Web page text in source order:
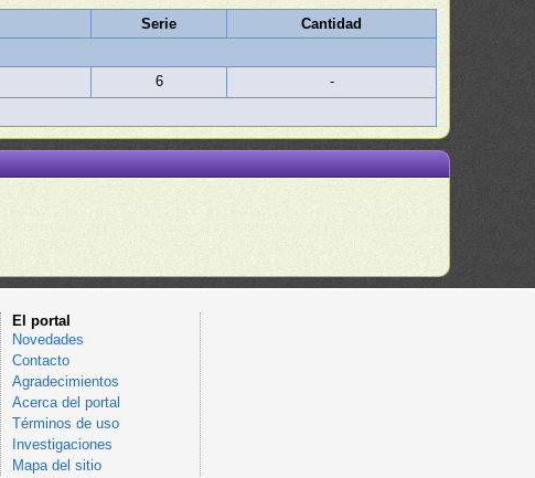
Serie
Cantidad
6
-
El portal
Novedades
Contacto
Agradecimientos
Acerca del portal
Términos de uso
Investigaciones
Mapa del sitio